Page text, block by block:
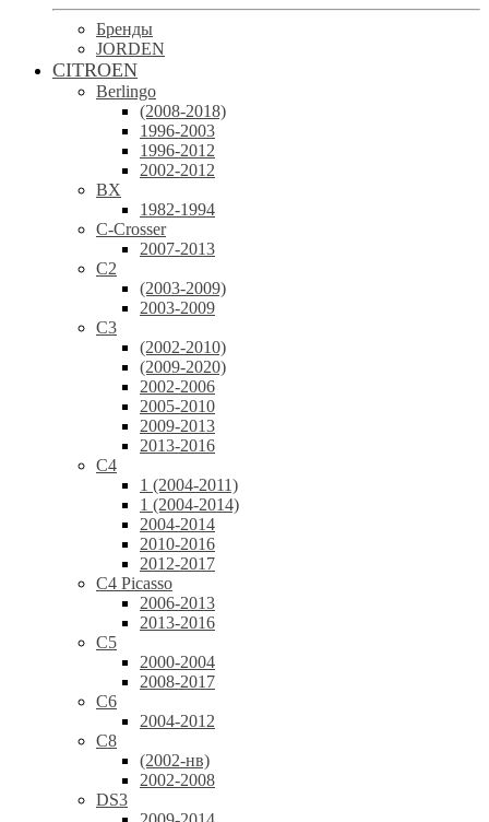
Бренды
JORDEN
CITROEN
Berlingo
(2008-2018)
1996-2003
1996-2012
2002-2012
BX
1982-1994
C-Crosser
2007-2013
C2
(2003-2009)
2003-2009
C3
(2002-2010)
(2009-2020)
2002-2006
2005-2010
2009-2013
2013-2016
C4
1 (2004-2011)
1 (2004-2014)
2004-2014
2010-2016
2012-2017
C4 Picasso
2006-2013
2013-2016
C5
2000-2004
2008-2017
C6
2004-2012
C8
(2002-нв)
2002-2008
DS3